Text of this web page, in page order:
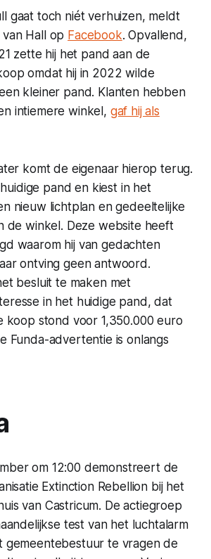
gaat toch niét verhuizen, meldt
Hall op Facebook. Opvallend,
zette hij het pand aan de
omdat hij in 2022 wilde
kleiner pand. Klanten hebben
intiemere winkel, gaf hij als
komt de eigenaar hierop terug.
pand en kiest in het
nieuw lichtplan en gedeeltelijke
de winkel. Deze website heeft
waarom hij van gedachten
ontving geen antwoord.
besluit te maken met
in het huidige pand, dat
koop stond voor 1,350.000 euro
Funda-advertentie is onlangs
om 12:00 demonstreert de
Extinction Rebellion bij het
van Castricum. De actiegroep
test van het luchtalarm
gemeentebestuur te vragen de